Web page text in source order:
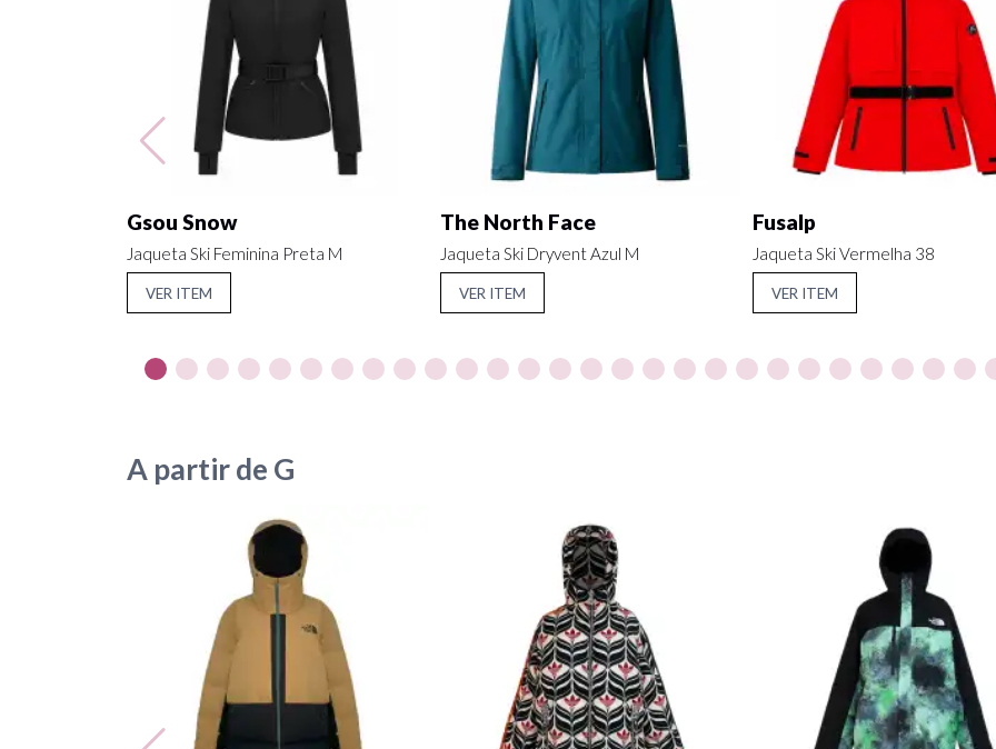
Gsou Snow
Jaqueta Ski Feminina Preta M
VER ITEM
The North Face
Jaqueta Ski Dryvent Azul M
VER ITEM
Fusalp
Jaqueta Ski Vermelha 38
VER ITEM
A partir de G